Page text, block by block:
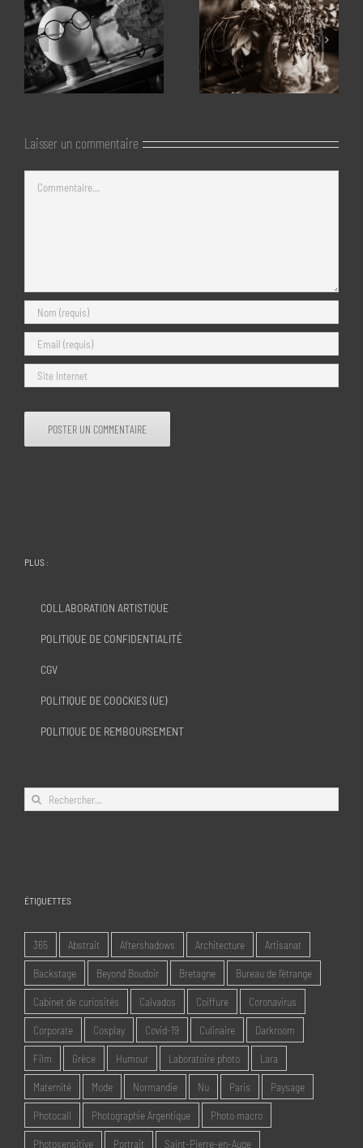
Laisser un commentaire
PLUS :
COLLABORATION ARTISTIQUE
POLITIQUE DE CONFIDENTIALITÉ
CGV
POLITIQUE DE COOCKIES (UE)
POLITIQUE DE REMBOURSEMENT
Rechercher:
ÉTIQUETTES
365 Abstrait Aftershadows Architecture Artisanat
Backstage Beyond Boudoir Bretagne Bureau de l'étrange
Cabinet de curiosités Calvados Coiffure Coronavirus
Corporate Cosplay Covid-19 Culinaire Darkroom
Film Grèce Humour Laboratoire photo Lara
Maternité Mode Normandie Nu Paris Paysage
Photocall Photographie Argentique Photo macro
Photosensitive Portrait Saint-Pierre-en-Auge